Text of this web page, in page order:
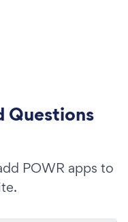
Questions
POWR apps to